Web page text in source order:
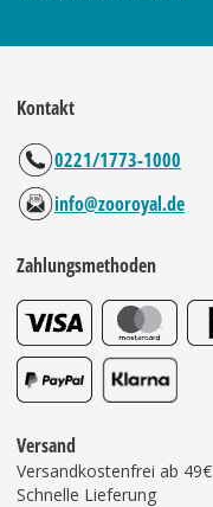
Kontakt
0221/1773-1000
info@zooroyal.de
Zahlungsmethoden
Versand
Versandkostenfrei ab 49€
Schnelle Lieferung